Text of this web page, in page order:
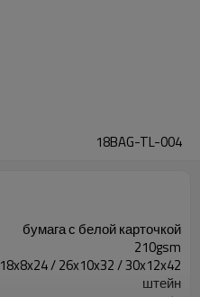
18BAG-TL-004
бумага с белой карточкой
210gsm
18x8x24 / 26x10x32 / 30x12x42
штейн